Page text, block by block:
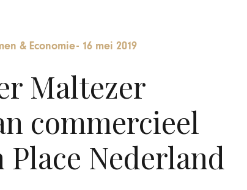
& Economie- 16 mei 2019
Maltezer
commercieel
Nederland